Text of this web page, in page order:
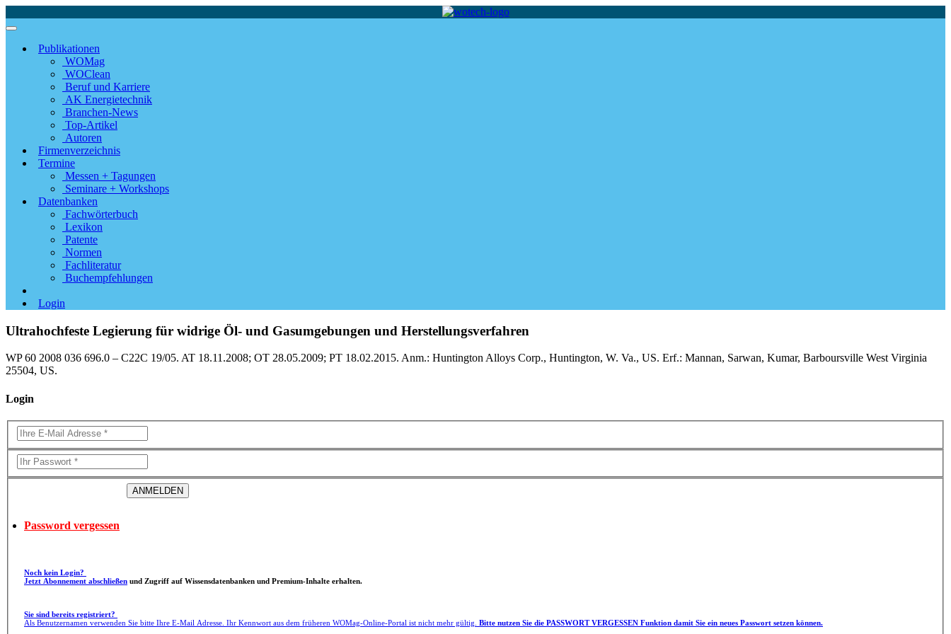
Publikationen
WOMag
WOClean
Beruf und Karriere
AK Energietechnik
Branchen-News
Top-Artikel
Autoren
Firmenverzeichnis
Termine
Messen + Tagungen
Seminare + Workshops
Datenbanken
Fachwörterbuch
Lexikon
Patente
Normen
Fachliteratur
Buchempfehlungen
Login
Ultrahochfeste Legierung für widrige Öl- und Gasumgebungen und Herstellungsverfahren
WP 60 2008 036 696.0 – C22C 19/05. AT 18.11.2008; OT 28.05.2009; PT 18.02.2015. Anm.: Huntington Alloys Corp., Huntington, W. Va., US. Erf.: Mannan, Sarwan, Kumar, Barboursville West Virginia
25504, US.
Login
Password vergessen
Noch kein Login?
Jetzt Abonnement abschließen und Zugriff auf Wissensdatenbanken und Premium-Inhalte erhalten.
Sie sind bereits registriert?
Als Benutzernamen verwenden Sie bitte Ihre E-Mail Adresse. Ihr Kennwort aus dem früheren WOMag-Online-Portal ist nicht mehr gültig. Bitte nutzen Sie die PASSWORT VERGESSEN Funktion damit Sie ein neues Passwort setzen können.